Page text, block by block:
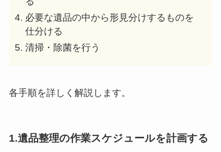
必要な遺品の中から形見分けするものを
仕分ける
清掃・除菌を行う
各手順を詳しく解説します。
1.遺品整理の作業スケジュールを計画する